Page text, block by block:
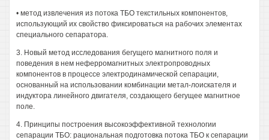
• метод извлечения из потока ТБО текстильных компонентов,
использующий их свойство фиксироваться на рабочих элементах
специального сепаратора.
3. Новый метод исследования бегущего магнитного поля и
поведения в нем неферромагнитных электропроводных
компонентов в процессе электродинамической сепарации,
основанный на использовании комбинации метал-лоискателя и
индуктора линейного двигателя, создающего бегущее магнитное
поле.
4. Принципы построения высокоэффективной технологии
сепарации ТБО: рациональная подготовка потока ТБО к сепарации